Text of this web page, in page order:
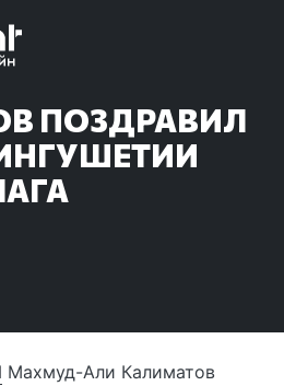
ПОЗДРАВИЛ
Махмуд-Али Калиматов